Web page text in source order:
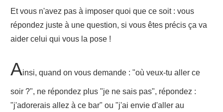
Et vous n'avez pas à imposer quoi que ce soit : vous
répondez juste à une question, si vous êtes précis ça va
aider celui qui vous la pose !
Ainsi, quand on vous demande : "où veux-tu aller ce
soir ?", ne répondez plus "je ne sais pas", répondez :
"j'adorerais allez à ce bar" ou "j'ai envie d'aller au